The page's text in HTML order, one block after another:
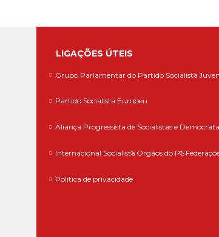
LIGAÇÕES ÚTEIS
Grupo Parlamentar do Partido Socialista
Partido Socialista Europeu
Aliança Progressista de Socialistas e
Internacional Socialista Orgãos do PS
Política de privacidade